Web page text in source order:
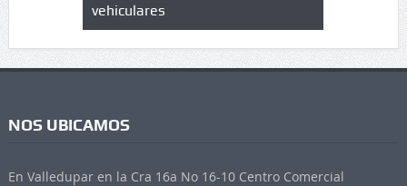
vehiculares
NOS UBICAMOS
En Valledupar en la Cra 16a No 16-10 Centro Comercial